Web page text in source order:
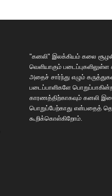
"கனலி" இலக்கியம் கலை
வெளியாகும் படைப்புகளிலுள்ள
அதைச் சார்ந்து எழும்
படைப்பாளிகளே
காரணத்திற்காகவும் கனலி
பொறுப்பேற்காது என்பதைத்
கூறிக்கொள்கிறோம்.